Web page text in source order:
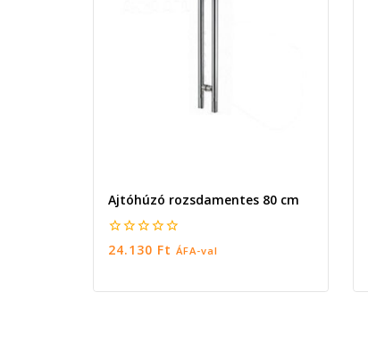
Ajtóhúzó rozsdamentes 80 cm
0
24.130 Ft ÁFA-val